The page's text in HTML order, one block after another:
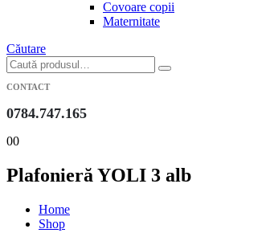
Covoare copii
Maternitate
Căutare
CONTACT
0784.747.165
00
Plafonieră YOLI 3 alb
Home
Shop